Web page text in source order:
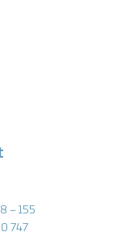
– 155
747